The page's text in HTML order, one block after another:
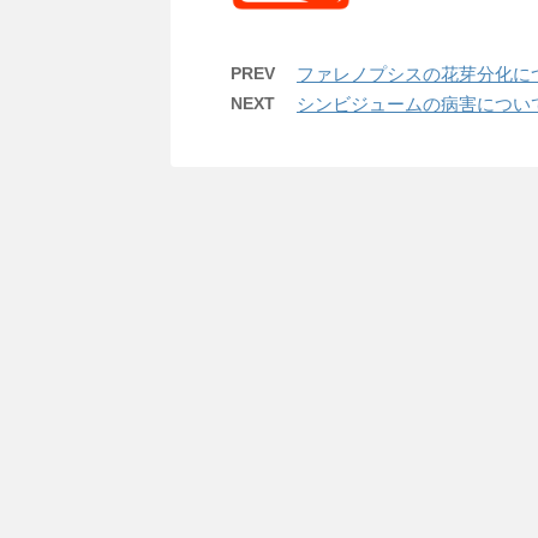
PREV ファレノプシスの花芽分化に
NEXT シンビジュームの病害につい